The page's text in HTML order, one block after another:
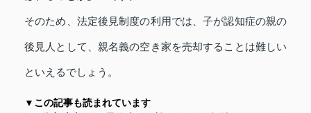
そのため、法定後見制度の利用では、子が認知症の親の
後見人として、親名義の空き家を売却することは難しい
といえるでしょう。
▼この記事も読まれています